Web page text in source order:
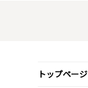
トップページ